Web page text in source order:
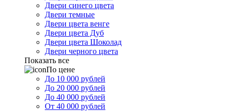
Двери синего цвета
Двери темные
Двери цвета венге
Двери цвета Дуб
Двери цвета Шоколад
Двери черного цвета
Показать все
По цене
До 10 000 рублей
До 20 000 рублей
До 40 000 рублей
От 40 000 рублей